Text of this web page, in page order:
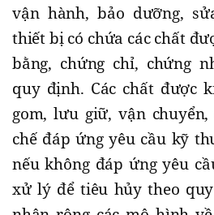
vận hành, bảo dưỡng,
thiết bị có chứa các chất
bằng, chứng chỉ, chứng
quy định. Các chất được
gom, lưu giữ, vận
chế đáp ứng yêu cầu kỹ
nếu không đáp ứng yêu
xử lý để tiêu hủy theo